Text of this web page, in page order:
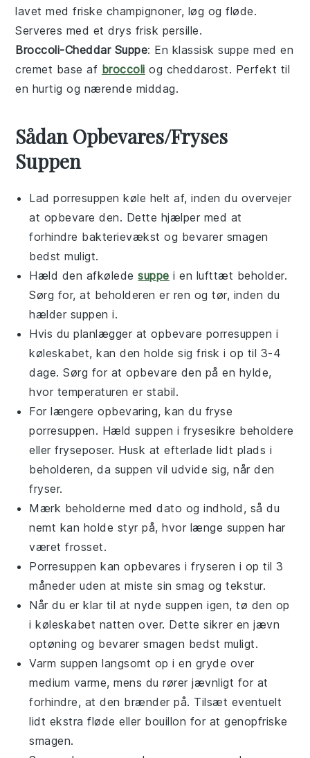
lavet med friske champignoner, løg og fløde.
Serveres med et drys frisk persille.
Broccoli-Cheddar Suppe: En klassisksuppe med en
cremet base af broccoli og cheddarost. Perfekt til
en hurtig og nærende middag.
Sådan Opbevares/Fryses
Suppen
Ladporresuppen køle helt af, inden du overvejer
at opbevare den. Dette hjælper med at
forhindre bakterievækst og bevarer smagen
bedst muligt.
Hæld den afkøledesuppe i en lufttæt beholder.
Sørg for, at beholderen er ren og tør, inden du
hælder suppen i.
Hvis du planlægger at opbevare porresuppen i
køleskabet, kan den holde sig frisk i op til 3-4
dage. Sørg for at opbevare den på en hylde,
hvor temperaturen er stabil.
For længere opbevaring, kan du fryse
porresuppen. Hæld suppen i frysesikre beholdere
eller fryseposer. Husk at efterlade lidt plads i
beholderen, da suppen vil udvide sig, når den
fryser.
Mærk beholderne med dato og indhold, så du
nemt kan holde styr på, hvor længe suppen har
været frosset.
Porresuppen kan opbevares i fryseren i op til 3
måneder uden at miste sin smag og tekstur.
Når du er klar til at nyde suppen igen, tø den op
i køleskabet natten over. Dette sikrer en jævn
optøning og bevarer smagen bedst muligt.
Varm suppen langsomt op i en gryde over
medium varme, mens du rører jævnligt for at
forhindre, at den brænder på. Tilsæt eventuelt
lidt ekstrafløde eller bouillon for at genopfriske
smagen.